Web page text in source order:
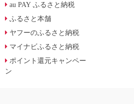
au PAY ふるさと納税
ふるさと本舗
ヤフーのふるさと納税
マイナビふるさと納税
ポイント還元キャンペー
ン